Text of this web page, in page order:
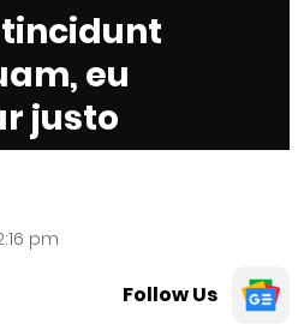
eu
justo
pm
Follow Us